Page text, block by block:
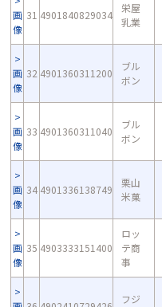
画
像
31 4901840829034
栄屋
乳業
画
像
32 4901360311200
ブル
ボン
画
像
33 4901360311040
ブル
ボン
画
像
34 4901336138749
栗山
米菓
画
像
35 4903333151400
ロッ
テ商
事
フジ